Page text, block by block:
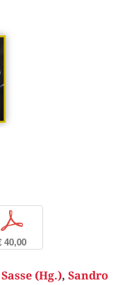
p
40,00
(Hg.), Sandro